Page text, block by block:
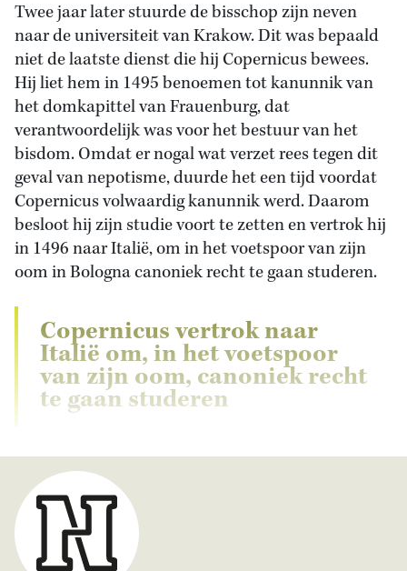
Twee jaar later stuurde de bisschop zijn neven
naar de universiteit van Krakow. Dit was bepaald
niet de laatste dienst die hij Copernicus bewees.
Hij liet hem in 1495 benoemen tot kanunnik van
het domkapittel van Frauenburg, dat
verantwoordelijk was voor het bestuur van het
bisdom. Omdat er nogal wat verzet rees tegen dit
geval van nepotisme, duurde het een tijd voordat
Copernicus volwaardig kanunnik werd. Daarom
besloot hij zijn studie voort te zetten en vertrok hij
in 1496 naar Italië, om in het voetspoor van zijn
oom in Bologna canoniek recht te gaan studeren.
Copernicus vertrok naar
Italië om, in het voetspoor
van zijn oom, canoniek recht
te gaan studeren